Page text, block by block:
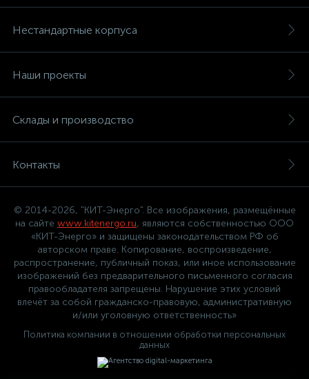
Нестандартные корпуса
Наши проекты
Склады и производство
Контакты
© 2014-2026, "КИТ-Энерго". Все изображения, размещённые
на сайте www.kitenergo.ru, являются собственностью ООО
«КИТ-Энерго» и защищены законодательством РФ об
авторском праве. Копирование, воспроизведение,
распространение, публичный показ, или иное использование
изображений без предварительного письменного согласия
правообладателя запрещены. Нарушение этих условий
влечёт за собой гражданско-правовую, административную
и/или уголовную ответственность»
Политика компании в отношении обработки персональных
данных